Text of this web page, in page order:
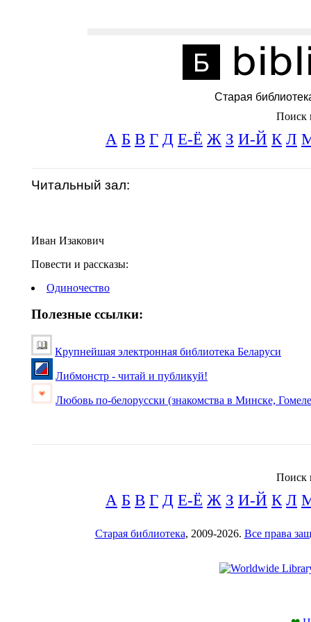
Старая
Поиск
А Б В Г Д Е-Ё Ж З И-Й К Л
Читальный зал:
Иван Изакович
Повести и рассказы:
Одиночество
Полезные ссылки:
Крупнейшая электронная библиотека Беларуси
Либмонстр - читай и публикуй!
Любовь по-белорусски (знакомства в Минске,
Поиск
А Б В Г Д Е-Ё Ж З И-Й К Л
Старая библиотека, 2009-2026. Все права